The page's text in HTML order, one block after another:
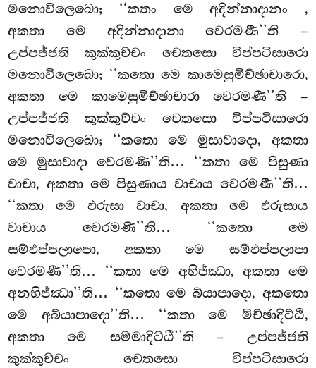
මනොවිලෙඛො; ‘‘කතං මෙ අදින්නාදානං ,
අකතා මෙ අදින්නාදානා වෙරමණී’’ති –
උප්පජ්ජති කුක්කුච්චං චෙතසො විප්පටිසාරො
මනොවිලෙඛො; ‘‘කතො මෙ කාමෙසුමිච්ඡාචාරො,
අකතා මෙ කාමෙසුමිච්ඡාචාරා වෙරමණී’’ති –
උප්පජ්ජති කුක්කුච්චං චෙතසො විප්පටිසාරො
මනොවිලෙඛො; ‘‘කතො මෙ මුසාවාදො, අකතා
මෙ මුසාවාදා වෙරමණී’’ති… ‘‘කතා මෙ පිසුණා
වාචා, අකතා මෙ පිසුණාය වාචාය වෙරමණී’’ති…
‘‘කතා මෙ ඵරුසා වාචා, අකතා මෙ ඵරුසාය
වාචාය වෙරමණී’’ති… ‘‘කතො මෙ
සම්ඵප්පලාපො, අකතා මෙ සම්ඵප්පලාපා
වෙරමණී’’ති… ‘‘කතා මෙ අභිජ්ඣා, අකතා මෙ
අනභිජ්ඣා’’ති… ‘‘කතො මෙ බ්යාපාදො, අකතො
මෙ අබ්යාපාදො’’ති… ‘‘කතා මෙ මිච්ඡාදිට්ඨි,
අකතා මෙ සම්මාදිට්ඨී’’ති – උප්පජ්ජති
කුක්කුච්චං චෙතසො විප්පටිසාරො